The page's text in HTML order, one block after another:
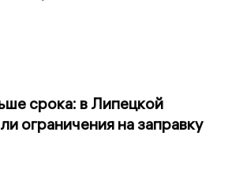
срока: в Липецкой
ограничения на заправку